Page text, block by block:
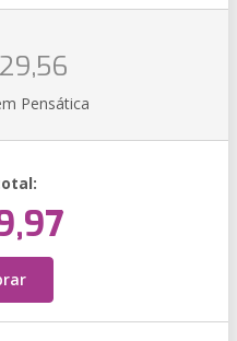
Pensática